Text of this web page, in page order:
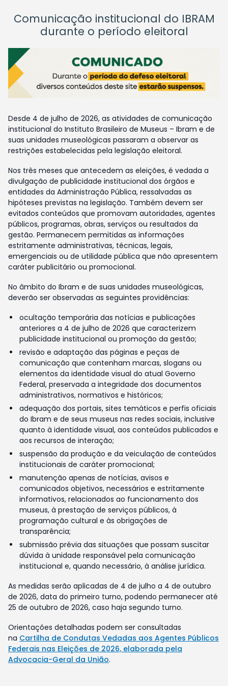
Comunicação institucional do IBRAM
durante o período eleitoral
Desde 4 de julho de 2026, as atividades de comunicação
institucional do Instituto Brasileiro de Museus – Ibram e de
suas unidades museológicas passaram a observar as
restrições estabelecidas pela legislação eleitoral.
Nos três meses que antecedem as eleições, é vedada a
divulgação de publicidade institucional dos órgãos e
entidades da Administração Pública, ressalvadas as
hipóteses previstas na legislação. Também devem ser
evitados conteúdos que promovam autoridades, agentes
públicos, programas, obras, serviços ou resultados da
gestão. Permanecem permitidas as informações
estritamente administrativas, técnicas, legais,
emergenciais ou de utilidade pública que não apresentem
caráter publicitário ou promocional.
No âmbito do Ibram e de suas unidades museológicas,
deverão ser observadas as seguintes providências:
ocultação temporária das notícias e publicações
anteriores a 4 de julho de 2026 que caracterizem
publicidade institucional ou promoção da gestão;
revisão e adaptação das páginas e peças de
comunicação que contenham marcas, slogans ou
elementos da identidade visual do atual Governo
Federal, preservada a integridade dos documentos
administrativos, normativos e históricos;
adequação dos portais, sites temáticos e perfis oficiais
do Ibram e de seus museus nas redes sociais, inclusive
quanto à identidade visual, aos conteúdos publicados e
aos recursos de interação;
suspensão da produção e da veiculação de conteúdos
institucionais de caráter promocional;
manutenção apenas de notícias, avisos e
comunicados objetivos, necessários e estritamente
informativos, relacionados ao funcionamento dos
museus, à prestação de serviços públicos, à
programação cultural e às obrigações de
transparência;
submissão prévia das situações que possam suscitar
dúvida à unidade responsável pela comunicação
institucional e, quando necessário, à análise jurídica.
As medidas serão aplicadas de 4 de julho a 4 de outubro
de 2026, data do primeiro turno, podendo permanecer até
25 de outubro de 2026, caso haja segundo turno.
Orientações detalhadas podem ser consultadas
na Cartilha de Condutas Vedadas aos Agentes Públicos
Federais nas Eleições de 2026, elaborada pela
Advocacia-Geral da União.